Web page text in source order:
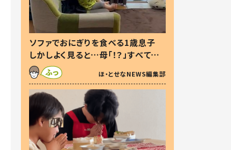
ソファでおにぎりを食べる1歳息子
しかしよく見ると…母「！？」すべてを
察した母の投稿に「可愛いから許
す！」「現行犯〜」
ほ・とせなNEWS編集部